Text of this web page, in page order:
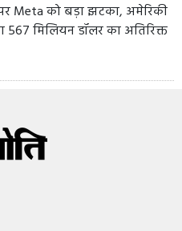
Meta को बड़ा झटका, अमेरिकी
मिलियन डॉलर का अतिरिक्त